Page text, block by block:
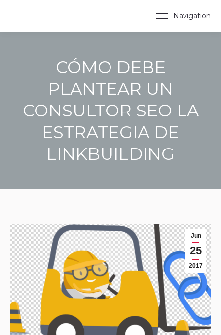
Navigation
CÓMO DEBE
PLANTEAR UN
CONSULTOR SEO LA
ESTRATEGIA DE
LINKBUILDING
Jun
25
2017